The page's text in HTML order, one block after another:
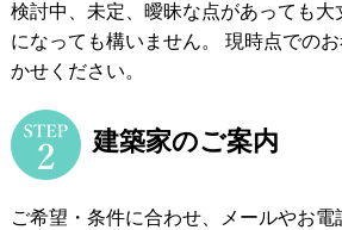
検討中、未定、曖昧な点があっても大
になっても構いません。
現時点での
かせください。
建築家のご案内
ご希望・条件に合わせ、メールやお電